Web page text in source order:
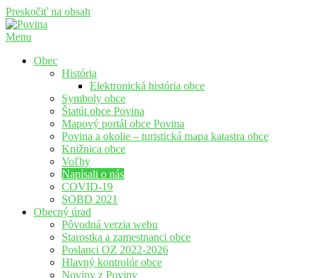
Preskočiť na obsah
Menu
Obec
História
Elektronická história obce
Symboly obce
Štatút obce Povina
Mapový portál obce Povina
Povina a okolie – turistická mapa katastra obce
Knižnica obce
Voľby
Napísali o nás
COVID-19
SOBD 2021
Obecný úrad
Pôvodná verzia webu
Starostka a zamestnanci obce
Poslanci OZ 2022-2026
Hlavný kontrolór obce
Noviny z Poviny